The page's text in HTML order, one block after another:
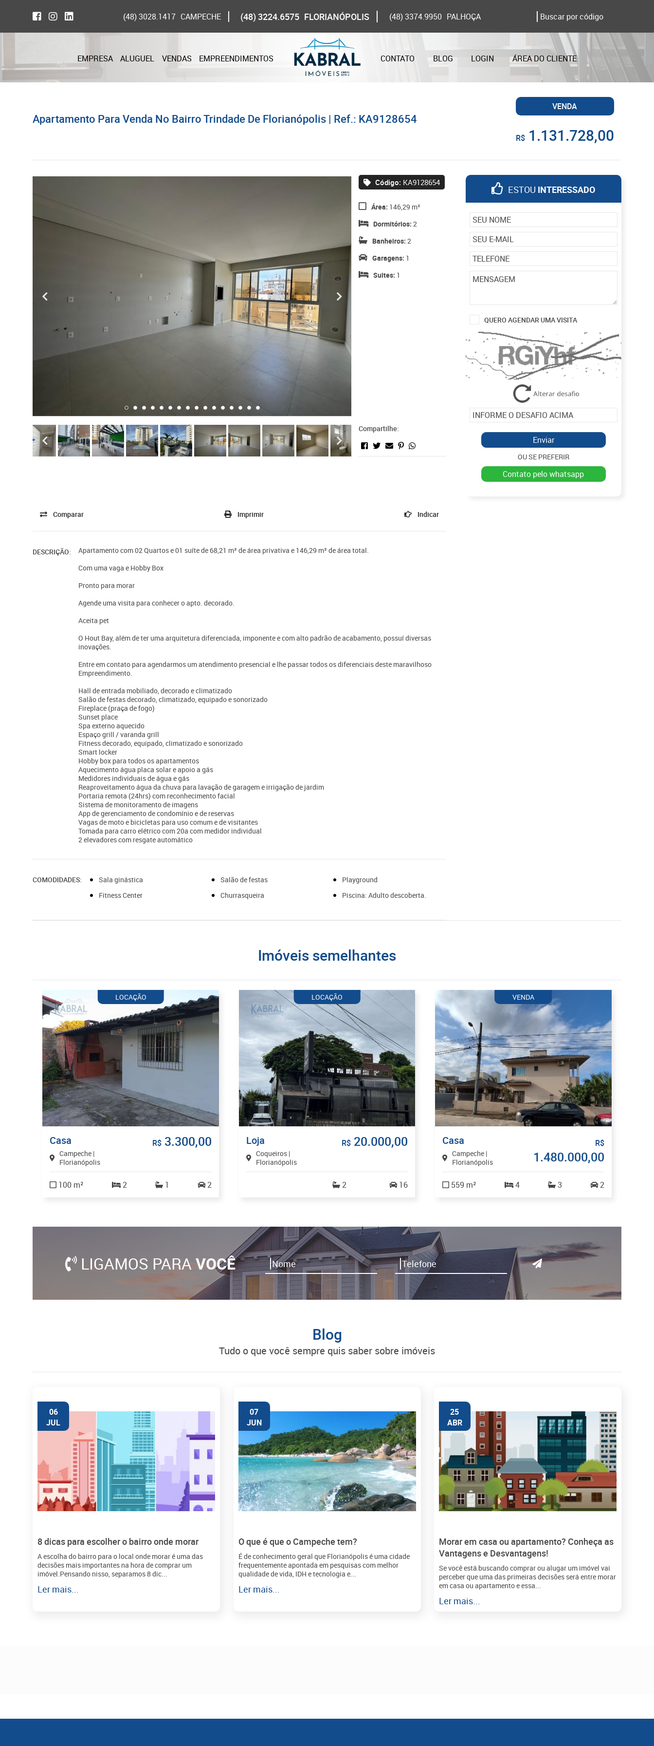
(48) 3028.1417 CAMPECHE (48) 3224.6575 FLORIANÓPOLIS (48) 3374.9950 PALHOÇA
EMPRESA ALUGUEL VENDAS EMPREENDIMENTOS CONTATO BLOG LOGIN ÁREA DO CLIENTE
Apartamento Para Venda No Bairro Trindade De Florianópolis | Ref.: KA9128654
VENDA
R$1.131.728,00
ESTOU INTERESSADO
QUERO AGENDAR UMA VISITA
Enviar
OU SE PREFERIR
contato pelo whatsapp
Código: KA9128654
Área: 146,29 m²
Dormitórios: 2
Banheiros: 2
Garagens: 1
Suites: 1
Compartilhe:
Comparar Imprimir Indicar
DESCRIÇÃO:
Apartamento com 02 Quartos e 01 suíte de 68,21 m² de área privativa e 146,29 m² de área total.
Com uma vaga e Hobby Box
Pronto para morar
Agende uma visita para conhecer o apto. decorado.
Aceita pet
O Hout Bay, além de ter uma arquitetura diferenciada, imponente e com alto padrão de acabamento, possuí diversas
inovações.
Entre em contato para agendarmos um atendimento presencial e lhe passar todos os diferenciais deste maravilhoso
Empreendimento.
Hall de entrada mobiliado, decorado e climatizado
Salão de festas decorado, climatizado, equipado e sonorizado
Fireplace (praça de fogo)
Sunset place
Spa externo aquecido
Espaço grill / varanda grill
Fitness decorado, equipado, climatizado e sonorizado
Smart locker
Hobby box para todos os apartamentos
Aquecimento água placa solar e apoio a gás
Medidores individuais de água e gás
Reaproveitamento água da chuva para lavação de garagem e irrigação de jardim
Portaria remota (24hrs) com reconhecimento facial
Sistema de monitoramento de imagens
App de gerenciamento de condomínio e de reservas
Vagas de moto e bicicletas para uso comum e de visitantes
Tomada para carro elétrico com 20a com medidor individual
2 elevadores com resgate automático
COMODIDADES:
Sala ginástica
Fitness Center
Salão de festas
Churrasqueira
Playground
Piscina: Adulto descoberta.
imóveis semelhantes
LOCAÇÃO
Casa
Campeche |
Florianópolis
R$ 3.300,00
100 m² 2 1 2
LOCAÇÃO
Loja
Coqueiros |
Florianópolis
R$ 20.000,00
2 16
VENDA
Casa
Campeche |
Florianópolis
R$
1.480.000,00
559 m² 4 3 2
LIGAMOS PARAVOCÊ
Blog
tudo o que você sempre quis saber sobre imóveis
06
JUL
8 dicas para escolher o bairro onde morar
A escolha do bairro para o local onde morar é uma das
decisões mais importantes na hora de comprar um
imóvel.Pensando nisso, separamos 8 dic...
Ler mais...
07
JUN
O que é que o Campeche tem?
É de conhecimento geral que Florianópolis é uma cidade
frequentemente apontada em pesquisas com melhor
qualidade de vida, IDH e tecnologia e...
Ler mais...
25
ABR
Morar em casa ou apartamento? Conheça as
Vantagens e Desvantagens!
Se você está buscando comprar ou alugar um imóvel vai
perceber que uma das primeiras decisões será entre morar
em casa ou apartamento e essa...
Ler mais...